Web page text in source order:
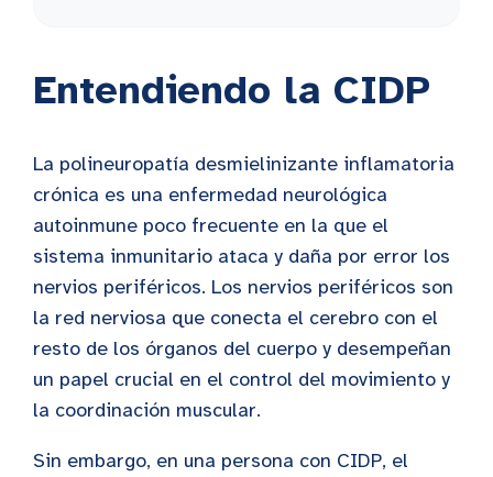
Entendiendo la CIDP
La polineuropatía desmielinizante inflamatoria
crónica es una enfermedad neurológica
autoinmune poco frecuente en la que el
sistema inmunitario ataca y daña por error los
nervios periféricos. Los nervios periféricos son
la red nerviosa que conecta el cerebro con el
resto de los órganos del cuerpo y desempeñan
un papel crucial en el control del movimiento y
la coordinación muscular.
Sin embargo, en una persona con CIDP, el